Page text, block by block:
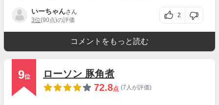
いーちゃんさん
3位(90点)の評価
2
コメントをもっと読む
9位
ローソン 豚角煮
72.8点 (7人が評価)